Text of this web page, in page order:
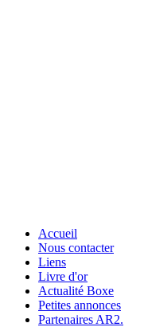
Accueil
Nous contacter
Liens
Livre d'or
Actualité Boxe
Petites annonces
Partenaires AR2.